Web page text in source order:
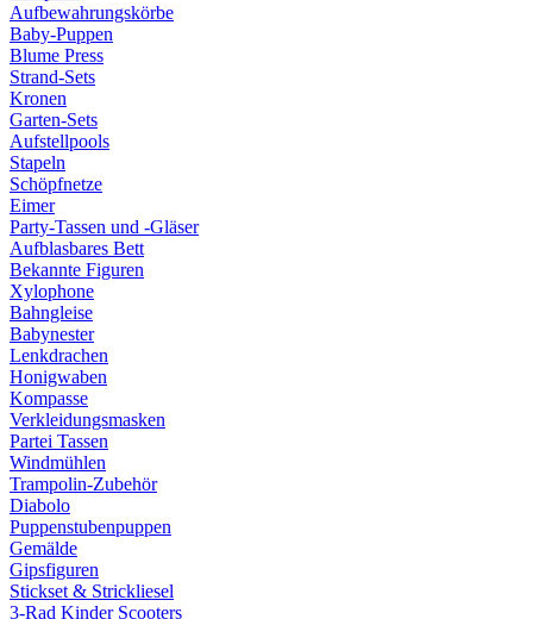
Aufbewahrungskörbe
Baby-Puppen
Blume Press
Strand-Sets
Kronen
Garten-Sets
Aufstellpools
Stapeln
Schöpfnetze
Eimer
Party-Tassen und -Gläser
Aufblasbares Bett
Bekannte Figuren
Xylophone
Bahngleise
Babynester
Lenkdrachen
Honigwaben
Kompasse
Verkleidungsmasken
Partei Tassen
Windmühlen
Trampolin-Zubehör
Diabolo
Puppenstubenpuppen
Gemälde
Gipsfiguren
Stickset & Strickliesel
3-Rad Kinder Scooters